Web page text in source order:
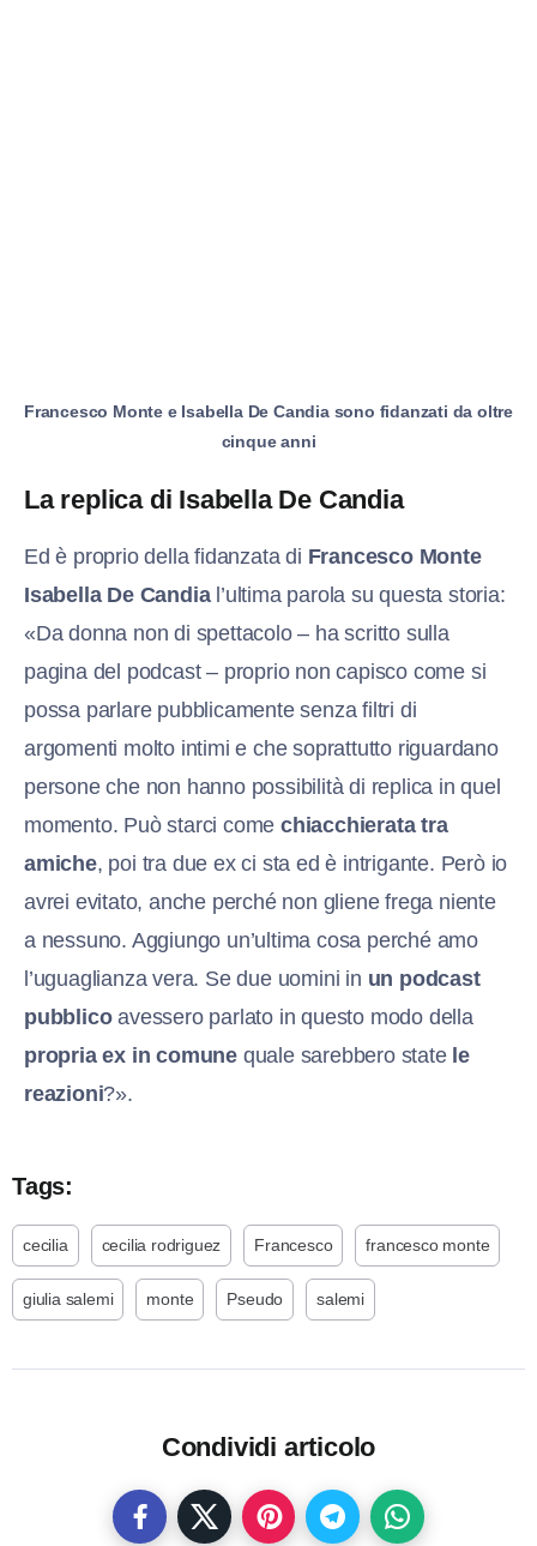
Francesco Monte e Isabella De Candia sono fidanzati da oltre
cinque anni
La replica di Isabella De Candia
Ed è proprio della fidanzata di Francesco Monte
Isabella De Candial’ultima parola su questa storia:
«Da donna non di spettacolo – ha scritto sulla
pagina del podcast – proprio non capisco come si
possa parlare pubblicamente senza filtri di
argomenti molto intimi e che soprattutto riguardano
persone che non hanno possibilità di replica in quel
momento. Può starci comechiacchierata tra
amiche, poi tra due ex ci sta ed è intrigante. Però io
avrei evitato, anche perché non gliene frega niente
a nessuno. Aggiungo un’ultima cosa perché amo
l’uguaglianza vera. Se due uomini in un podcast
pubblicoavessero parlato in questo modo della
propria ex in comune quale sarebbero state le
reazioni?».
Tags:
cecilia cecilia rodriguez Francesco francesco monte
giulia salemi monte Pseudo salemi
Condividi articolo